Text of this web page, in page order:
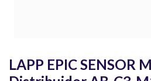
LAPP EPIC SENSOR